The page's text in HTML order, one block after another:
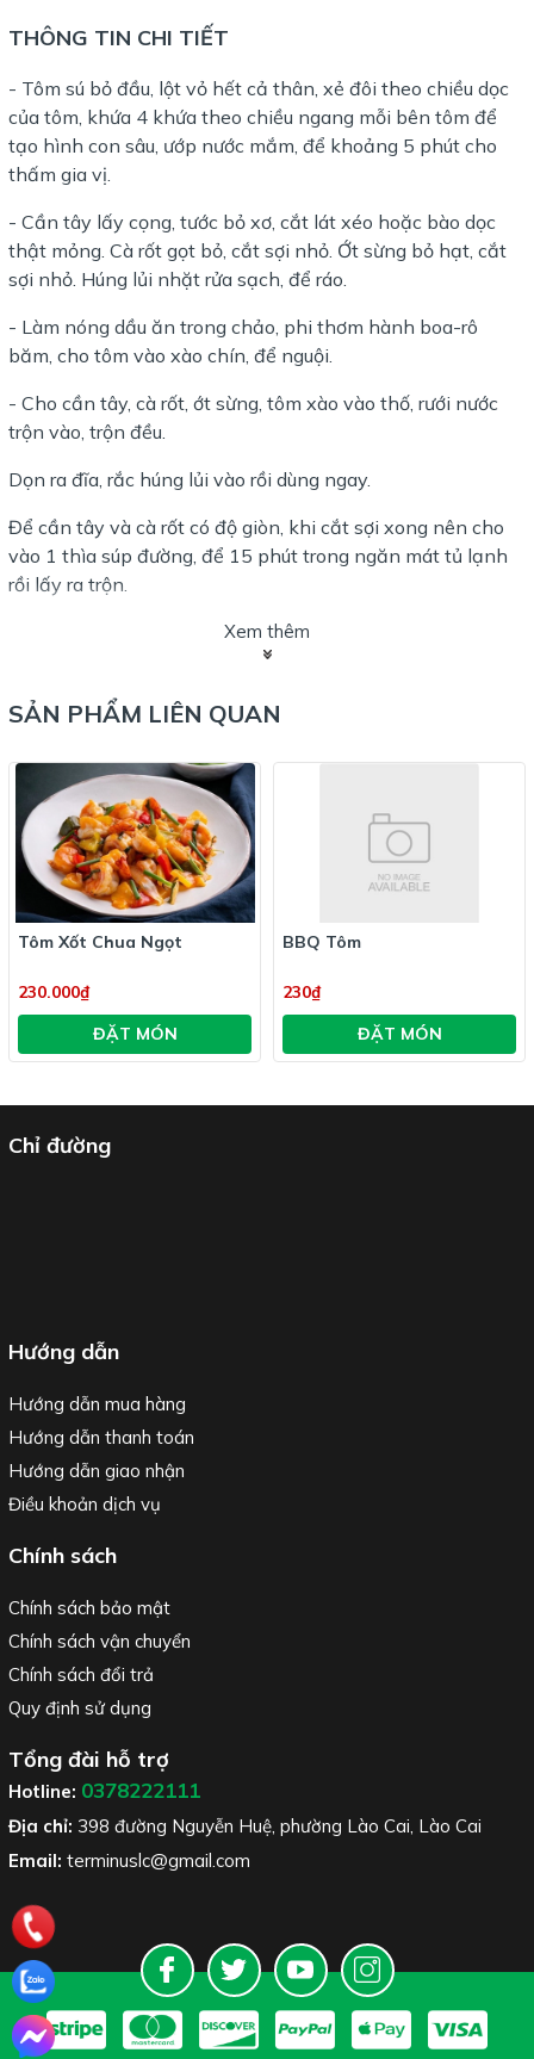
THÔNG TIN CHI TIẾT
- Tôm sú bỏ đầu, lột vỏ hết cả thân, xẻ đôi theo chiều dọc
của tôm, khứa 4 khứa theo chiều ngang mỗi bên tôm để
tạo hình con sâu, ướp nước mắm, để khoảng 5 phút cho
thấm gia vị.
- Cần tây lấy cọng, tước bỏ xơ, cắt lát xéo hoặc bào dọc
thật mỏng. Cà rốt gọt bỏ, cắt sợi nhỏ. Ớt sừng bỏ hạt, cắt
sợi nhỏ. Húng lủi nhặt rửa sạch, để ráo.
- Làm nóng dầu ăn trong chảo, phi thơm hành boa-rô
băm, cho tôm vào xào chín, để nguội.
- Cho cần tây, cà rốt, ớt sừng, tôm xào vào thố, rưới nước
trộn vào, trộn đều.
Dọn ra đĩa, rắc húng lủi vào rồi dùng ngay.
Để cần tây và cà rốt có độ giòn, khi cắt sợi xong nên cho
vào 1 thìa súp đường, để 15 phút trong ngăn mát tủ lạnh
rồi lấy ra trộn.
Xem thêm
SẢN PHẨM LIÊN QUAN
Tôm Xốt Chua Ngọt
230.000₫
ĐẶT MÓN
BBQ Tôm
230₫
ĐẶT MÓN
Chỉ đường
Hướng dẫn
Hướng dẫn mua hàng
Hướng dẫn thanh toán
Hướng dẫn giao nhận
Điều khoản dịch vụ
Chính sách
Chính sách bảo mật
Chính sách vận chuyển
Chính sách đổi trả
Quy định sử dụng
Tổng đài hỗ trợ
Hotline: 0378222111
Địa chỉ: 398 đường Nguyễn Huệ, phường Lào Cai, Lào Cai
Email: terminuslc@gmail.com